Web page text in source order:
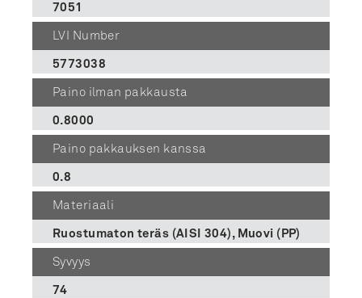
7051
LVI Number
5773038
Paino ilman pakkausta
0.8000
Paino pakkauksen kanssa
0.8
Materiaali
Ruostumaton teräs (AISI 304), Muovi (PP)
Syvyys
74